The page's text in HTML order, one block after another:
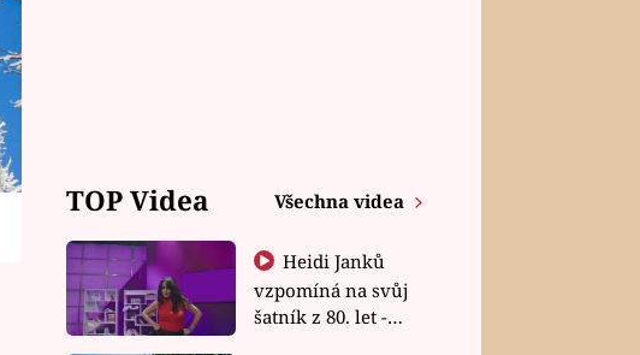
TOP Videa Všechna videa
Heidi Janků
vzpomíná na svůj
šatník z 80. let -